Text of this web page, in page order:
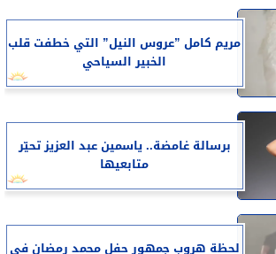
مريم كامل ”عروس النيل” التي خطفت قلب
الخبير السياحي
برسالة غامضة.. ياسمين عبد العزيز تحيّر
متابعيها
لحظة هروب جمهور حفل محمد رمضان في